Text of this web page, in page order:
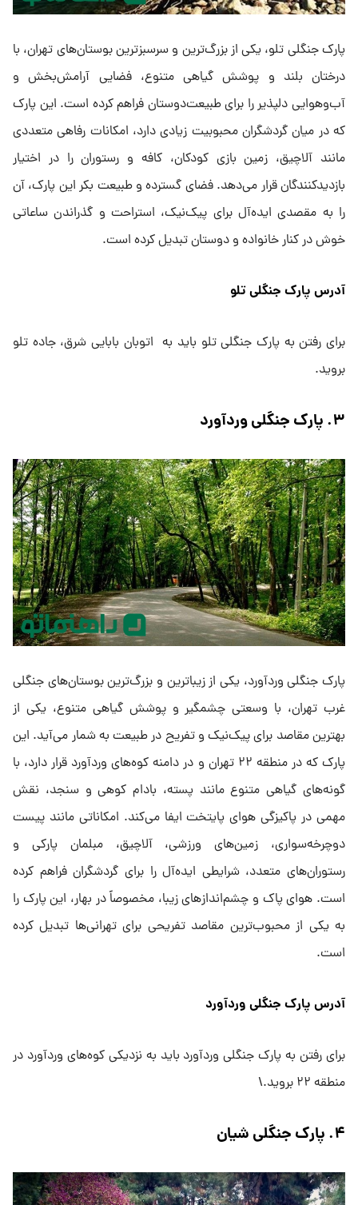
پارک جنگلی تلو، یکی از بزرگ‌ترین و سرسبزترین بوستان‌های تهران، با
درختان بلند و پوشش گیاهی متنوع، فضایی آرامش‌بخش و
آب‌وهوایی دلپذیر را برای طبیعت‌دوستان فراهم کرده است. این پارک
که در میان گردشگران محبوبیت زیادی دارد، امکانات رفاهی متعددی
مانند آلاچیق، زمین بازی کودکان، کافه و رستوران را در اختیار
بازدیدکنندگان قرار می‌دهد. فضای گسترده و طبیعت بکر این پارک، آن
را به مقصدی ایده‌آل برای پیک‌نیک، استراحت و گذراندن ساعاتی
خوش در کنار خانواده و دوستان تبدیل کرده است.
آدرس پارک جنگلی تلو
برای رفتن به پارک جنگلی تلو باید به اتوبان بابایی شرق، جاده تلو
بروید.
۳. پارک جنگلی وردآورد
پارک جنگلی وردآورد، یکی از زیباترین و بزرگ‌ترین بوستان‌های جنگلی
غرب تهران، با وسعتی چشمگیر و پوشش گیاهی متنوع، یکی از
بهترین مقاصد برای پیک‌نیک و تفریح در طبیعت به شمار می‌آید. این
پارک که در منطقه ۲۲ تهران و در دامنه کوه‌های وردآورد قرار دارد، با
گونه‌های گیاهی متنوع مانند پسته، بادام کوهی و سنجد، نقش
مهمی در پاکیزگی هوای پایتخت ایفا می‌کند. امکاناتی مانند پیست
دوچرخه‌سواری، زمین‌های ورزشی، آلاچیق، مبلمان پارکی و
رستوران‌های متعدد، شرایطی ایده‌آل را برای گردشگران فراهم کرده
است. هوای پاک و چشم‌اندازهای زیبا، مخصوصاً در بهار، این پارک را
به یکی از محبوب‌ترین مقاصد تفریحی برای تهرانی‌ها تبدیل کرده
است.
آدرس پارک جنگلی وردآورد
برای رفتن به پارک جنگلی وردآورد باید به نزدیکی کوه‌های وردآورد در
منطقه ۲۲ بروید.\
۴. پارک جنگلی شیان